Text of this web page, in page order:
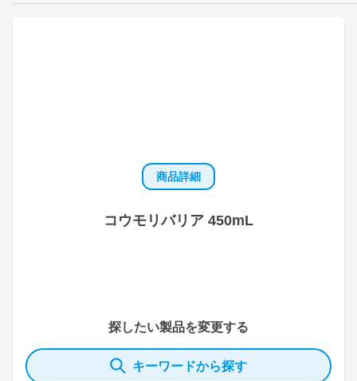
商品詳細
コウモリバリア 450mL
探したい製品を変更する
キーワードから探す